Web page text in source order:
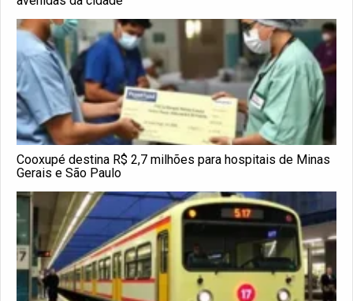
Cooxupé destina R$ 2,7 milhões para hospitais de Minas
Gerais e São Paulo